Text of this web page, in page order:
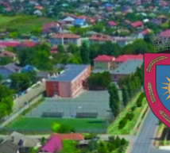
Skip
to
content
Skip
to
left
sidebar
Skip
to
right
sidebar
Skip
to
footer